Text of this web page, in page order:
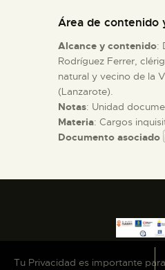
Área de contenido
Alcance y contenido:
Rodríguez Ferrer,
natural y vecino de la
(Lanzarote).
Notas: Unidad
Materia: Cargos
Documento asociado
Tu Privacidad es importante para